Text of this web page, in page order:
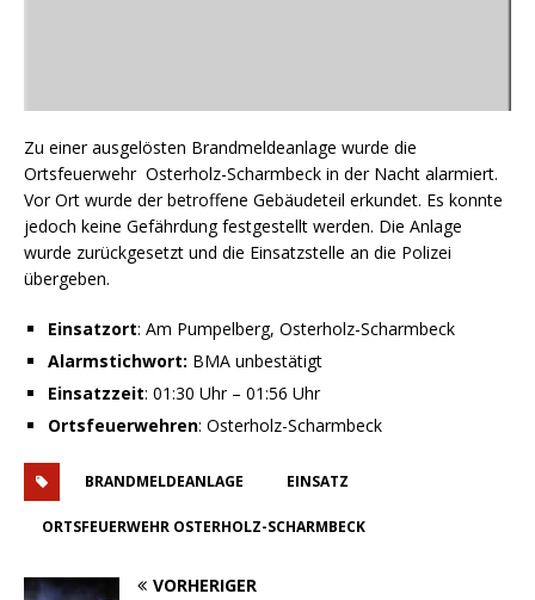
Zu einer ausgelösten Brandmeldeanlage wurde die
Ortsfeuerwehr Osterholz-Scharmbeck in der Nacht alarmiert.
Vor Ort wurde der betroffene Gebäudeteil erkundet. Es konnte
jedoch keine Gefährdung festgestellt werden. Die Anlage
wurde zurückgesetzt und die Einsatzstelle an die Polizei
übergeben.
Einsatzort: Am Pumpelberg, Osterholz-Scharmbeck
Alarmstichwort: BMA unbestätigt
Einsatzzeit: 01:30 Uhr – 01:56 Uhr
Ortsfeuerwehren: Osterholz-Scharmbeck
BRANDMELDEANLAGE EINSATZ
ORTSFEUERWEHR OSTERHOLZ-SCHARMBECK
VORHERIGER